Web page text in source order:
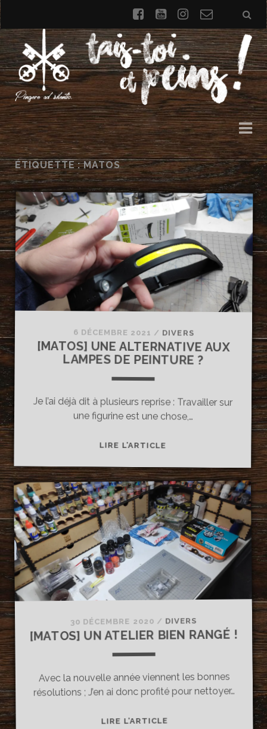
facebookyoutubeinstagram
de
contact
ÉTIQUETTE : MATOS
6 DÉCEMBRE 2021 / DIVERS
[MATOS] UNE ALTERNATIVE AUX
LAMPES DE PEINTURE ?
Je l’ai déjà dit à plusieurs reprise : Travailler sur
une figurine est une chose,…
LIRE L’ARTICLE[MATOS]
ALTERNATIVE
AUX
LAMPES
DE
PEINTURE
?
30 DÉCEMBRE 2020 / DIVERS
[MATOS] UN ATELIER BIEN RANGÉ !
Avec la nouvelle année viennent les bonnes
résolutions ; J’en ai donc profité pour nettoyer…
LIRE L’ARTICLE[MATOS]